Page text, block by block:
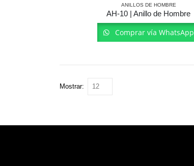
ANILLOS DE HOMBRE
AH-10 | Anillo de Hombre
Comprar vía WhatsApp
Mostrar: